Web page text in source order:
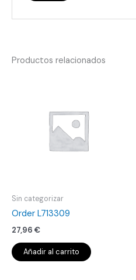
Productos relacionados
Sin categorizar
Order L713309
27,96 €
Añadir al carrito